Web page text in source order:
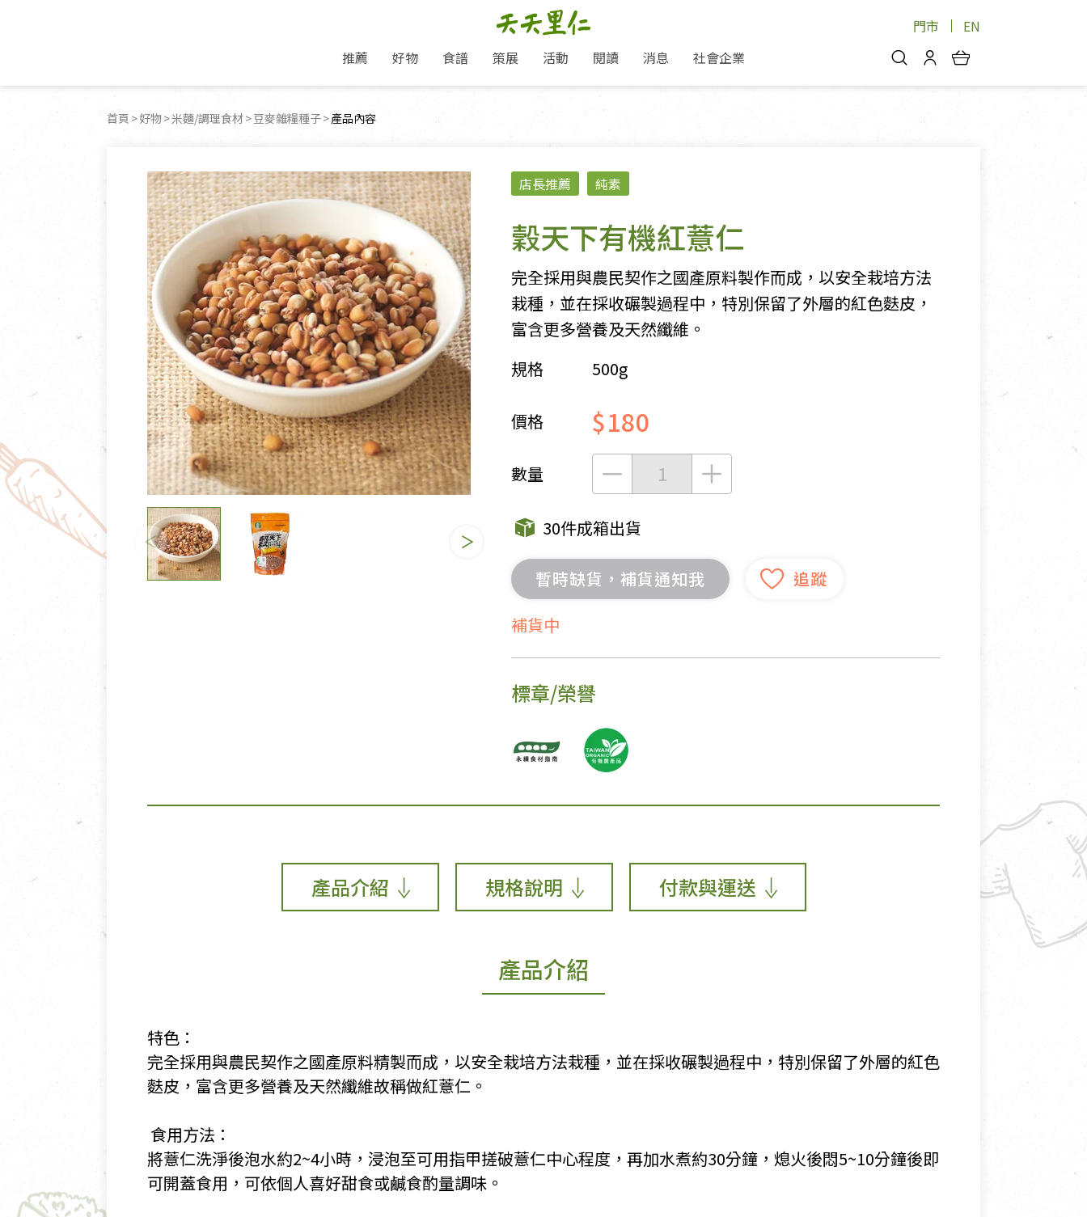
門市 EN
好文收藏
推薦
好康優惠
8月快閃商品優惠
中秋禮盒預購
6月快閃商品-好評延長優惠
傳承經典優惠
文化好書優惠
超值好物特惠
熱銷人氣產品推薦
經典必買推薦
史瓦帝尼文化節
好物
米麵/調理食材
豆麥雜糧種子
乾貨/素料/植物肉
豆腐/天貝/豆製品
調味/醬料/烘焙食材
飲品/零食
果汁/醋飲/飲料
茶/咖啡/花果茶
蜂蜜/椰奶
休閒零食
堅果/果乾
糖果/巧克力
熟食料理/調理包
包子饅頭/麵點
粽子/蘿蔔糕/年糕
素鬆/醬菜
甜品/冰品
麵包/糕點
酵素
清潔/防蟲/薰香
廚房用具/家電/家飾
個人清潔保養
臉部清潔/保養
臉部彩妝
牙膏/牙刷/漱口水
洗髮/潤髮/染髮
身體清潔/保養
個人用品
衣飾鞋包
女裝
女內著居家
男裝
男內著居家
毛巾/浴巾/手帕
帽/口罩/配件/包包
嬰幼/兒童
影音/圖書
文具禮品/禮券
供具/修持用品
食譜
不限類別 飲品 主食 沙拉
湯品
策展
作夥利他 加入水滴會員
「里仁誠食市集」永續新體驗
減塑 一起來！
綠色保育-我們的田, 牠們的家
里仁「史瓦帝尼文化節」
活動
產品推薦
閱讀
專題文章
食品與廠商
用品與廠商
蔬食營養力
生活提案
共好行動
里仁的努力
減塑微革命
少或無添加
友善耕作
支持弱勢
綠色保育
永續飲食
消息
里仁新訊
分店動態
產品動態
淨塑行動
生態保育
公益支持
獲獎肯定
聯名合作
社會企業
品牌故事
產品/有機蔬果把關
大事記
里仁聯名卡
理念桌布下載
加入會員
人才招募
首頁 好物 米麵/調理食材 豆麥雜糧種子 目前頁面：
產品內容
店長推薦 純素
穀天下有機紅薏仁
完全採用與農民契作之國產原料製作而成，以安全栽培方法
栽種，並在採收碾製過程中，特別保留了外層的紅色麩皮，
富含更多營養及天然纖維。
規格
500g
價格 $180
數量
30件成箱出貨
暫時缺貨，補貨通知我
補貨中
標章/榮譽
產品介紹 規格說明 付款與運送
產品介紹
特色：
​完全採用與農民契作之國產原料精製而成，以安全栽培方法栽種，並在採收碾製過程中，特別保留了外層的紅色
麩皮，富含更多營養及天然纖維故稱做紅薏仁。
​ 食用方法：
​將薏仁洗淨後泡水約2~4小時，浸泡至可用指甲搓破薏仁中心程度，再加水煮約30分鐘，熄火後悶5~10分鐘後即
可開蓋食用，可依個人喜好甜食或鹹食酌量調味。